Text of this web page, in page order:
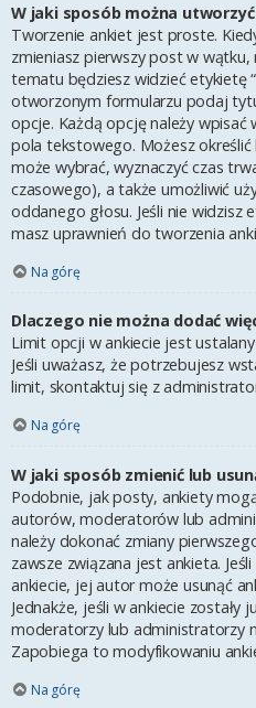
W jaki sposób można
Tworzenie ankiet jest proste.
zmieniasz pierwszy post w
tematu będziesz widzieć etykietę
otworzonym formularzu podaj
opcje. Każdą opcję należy
pola tekstowego. Możesz
może wybrać, wyznaczyć czas
czasowego), a także umożliwić
oddanego głosu. Jeśli nie
masz uprawnień do tworzenia
Na górę
Dlaczego nie można dodać
Limit opcji w ankiecie jest
Jeśli uważasz, że potrzebujesz
limit, skontaktuj się z
Na górę
W jaki sposób zmienić lub
Podobnie, jak posty, ankiety
autorów, moderatorów lub
należy dokonać zmiany
zawsze związana jest ankieta.
ankiecie, jej autor może usunąć
Jednakże, jeśli w ankiecie zostały
moderatorzy lub administratorzy
Zapobiega to modyfikowaniu
Na górę